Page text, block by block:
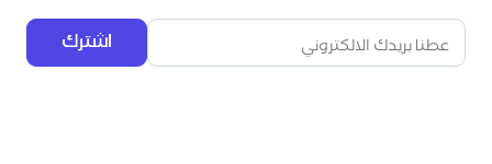
اشترك